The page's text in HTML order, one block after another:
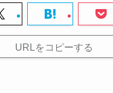
URLをコピーする